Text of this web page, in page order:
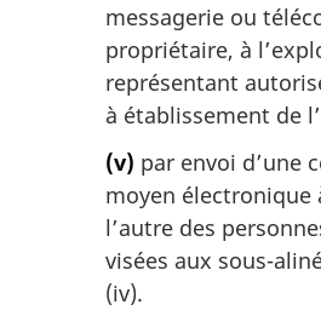
messagerie ou
propriétaire, à
représentant
à établissement de
(v) par envoi d’une
moyen électronique
l’autre des
visées aux sous-
(iv).